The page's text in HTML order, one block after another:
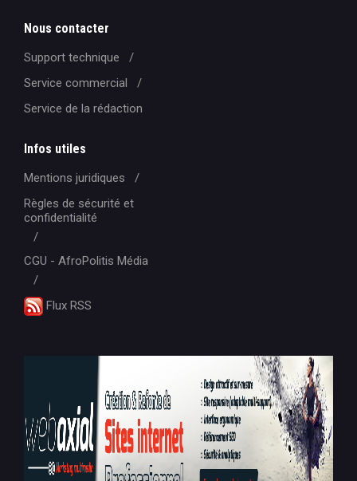
Nous contacter
Support technique
Service commercial
Service de la rédaction
Infos utiles
Mentions juridiques
Règles de sécurité et
confidentialité
CGU - AfroPolitis Média
Flux RSS